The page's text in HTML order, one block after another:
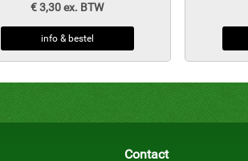
€ 3,30 ex. BTW
info & bestel
Contact